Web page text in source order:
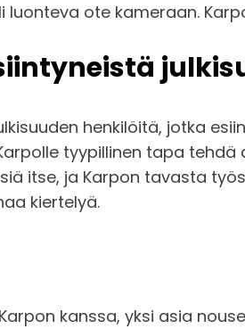
ote kameraan.
henkilöitä, jotka
tyypillinen tapa tehdä
itse, ja Karpon tavasta
kiertelyä.
kanssa, yksi asia